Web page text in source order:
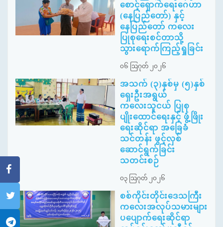
စောင့်ရှောက်ရေးဂေဟာ
(နေပြည်တော်) နှင့်
နေပြည်တော် ကလေး
ပြုစုရေးစင်တာသို့
သွားရောက်ကြည့်ရှုခြင်း
၀၆ ဩဂုတ် ၂၀၂၆
အသက် (၃)နှစ်မှ (၅)နှစ်
ရှေးဦးအရွယ်
ကလေးသူငယ် ပြုစု
ပျိုးထောင်ရေးနှင့် ဖွံ့ဖြိုး
ရေးဆိုင်ရာ အခြေခံ
သင်တန်း ဖွင့်လှစ်
ဆောင်ရွက်ခြင်း
သတင်းစဉ်
၀၃ ဩဂုတ် ၂၀၂၆
စစ်ကိုင်းတိုင်းဒေသကြီး
ကလေးအလုပ်သမားများ
ပပျောက်ရေးဆိုင်ရာ